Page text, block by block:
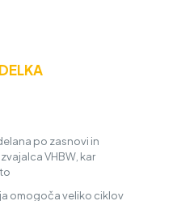
po zasnovi in
VHBW, kar
omogoča veliko ciklov